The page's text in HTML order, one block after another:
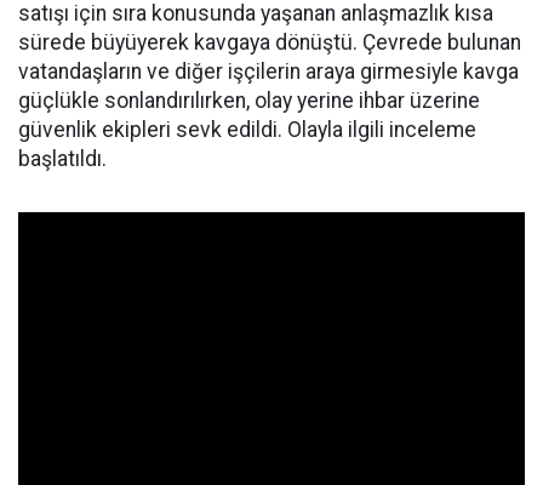
satışı için sıra konusunda yaşanan anlaşmazlık kısa
sürede büyüyerek kavgaya dönüştü. Çevrede bulunan
vatandaşların ve diğer işçilerin araya girmesiyle kavga
güçlükle sonlandırılırken, olay yerine ihbar üzerine
güvenlik ekipleri sevk edildi. Olayla ilgili inceleme
başlatıldı.